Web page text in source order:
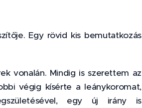
Egy rövid kis bemutatkozás
vonalán. Mindig is szerettem az
végig kísérte a leánykoromat,
egy új irány is